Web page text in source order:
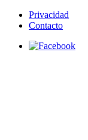
Privacidad
Contacto